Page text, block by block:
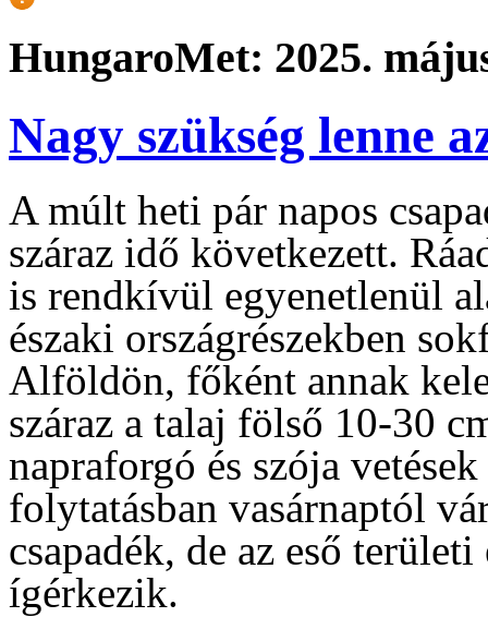
HungaroMet: 2025.
Nagy szükség lenne
A múlt heti pár napos
száraz idő következett.
is rendkívül egyenetlenül
északi országrészekben
Alföldön, főként annak
száraz a talaj fölső 10-30
napraforgó és szója
folytatásban vasárnaptól
csapadék, de az eső
ígérkezik.